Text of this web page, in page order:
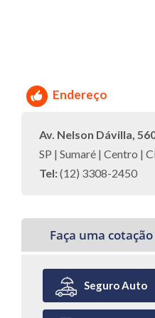
Endereço
Av. Nelson Dávilla,
SP | Sumaré | Centro |
Tel:(12) 3308-2450
Faça uma
Seguro Auto